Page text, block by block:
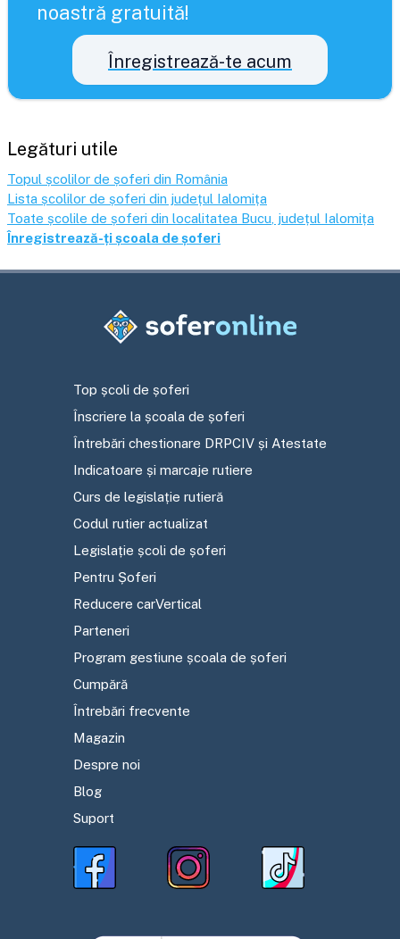
noastră gratuită!
Înregistrează-te acum
Legături utile
Topul școlilor de șoferi din România
Lista școlilor de șoferi din județul Ialomița
Toate școlile de șoferi din localitatea Bucu , județul Ialomița
Înregistrează-ți școala de șoferi
Top școli de șoferi
Înscriere la școala de șoferi
Întrebări chestionare DRPCIV și Atestate
Indicatoare și marcaje rutiere
Curs de legislație rutieră
Codul rutier actualizat
Legislație școli de șoferi
Pentru Șoferi
Reducere carVertical
Parteneri
Program gestiune școala de șoferi
Cumpără
Întrebări frecvente
Magazin
Despre noi
Blog
Suport